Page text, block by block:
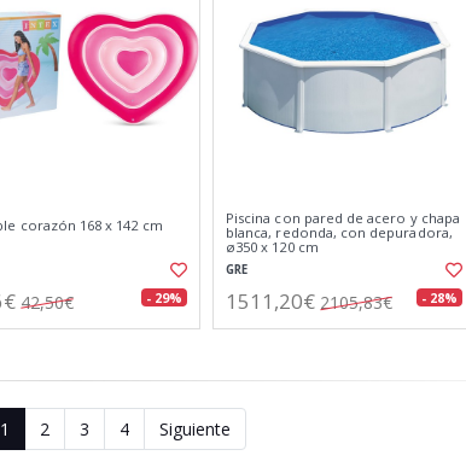
corazón 168 x 142 cm
42,50€ - 29%
Piscina con pared de acero y chapa
blanca, redonda, con depuradora,
ø350 x 120 cm
GRE
1511,20€ 2105,83€ - 28%
1 2 3 4 Siguiente